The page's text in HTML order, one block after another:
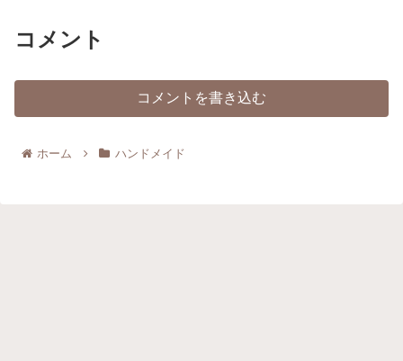
コメント
コメントを書き込む
ホーム ハンドメイド